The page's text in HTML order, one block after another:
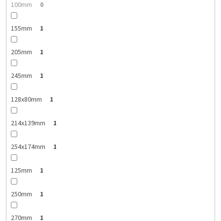
100mm 0
155mm 1
205mm 1
245mm 1
128x80mm 1
214x139mm 1
254x174mm 1
125mm 1
250mm 1
270mm 1